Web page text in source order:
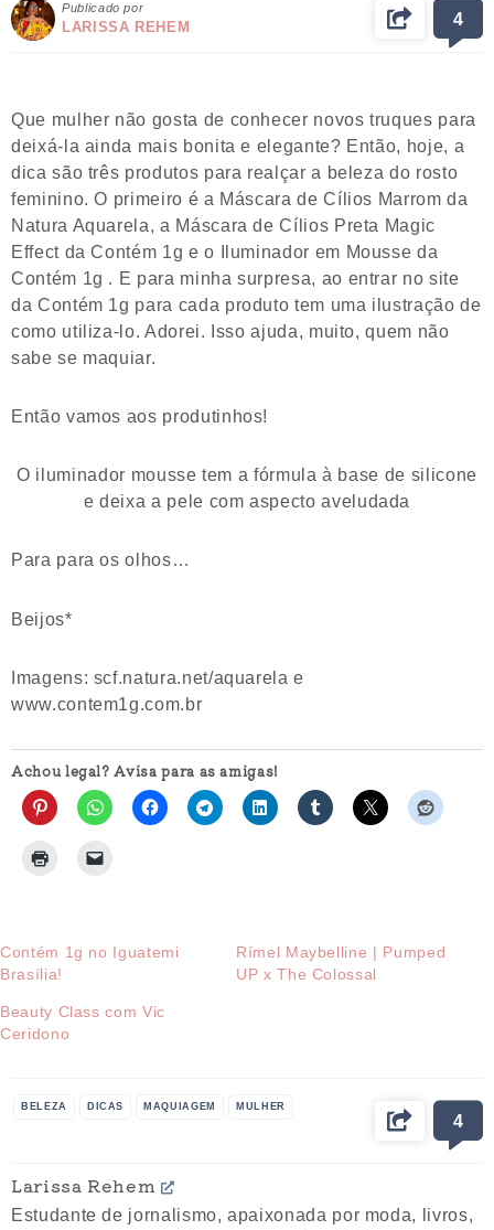
Publicado por
LARISSA REHEM 4
Que mulher não gosta de conhecer novos truques para
deixá-la ainda mais bonita e elegante? Então, hoje, a
dica são três produtos para realçar a beleza do rosto
feminino. O primeiro é a Máscara de Cílios Marrom da
Natura Aquarela, a Máscara de Cílios Preta Magic
Effect da Contém 1g e o Iluminador em Mousse da
Contém 1g . E para minha surpresa, ao entrar no site
da Contém 1g para cada produto tem uma ilustração de
como utiliza-lo. Adorei. Isso ajuda, muito, quem não
sabe se maquiar.
Então vamos aos produtinhos!
O iluminador mousse tem a fórmula à base de silicone
e deixa a pele com aspecto aveludada
Para para os olhos…
Beijos*
Imagens: scf.natura.net/aquarela e
www.contem1g.com.br
Achou legal? Avisa para as amigas!
Contém 1g no Iguatemi
Brasília!
Rímel Maybelline | Pumped
UP x The Colossal
Beauty Class com Vic
Ceridono
BELEZA DICAS MAQUIAGEM MULHER
4
Larissa Rehem
Estudante de jornalismo, apaixonada por moda, livros,